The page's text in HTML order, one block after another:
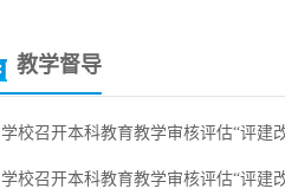
教学督导
学校召开本科教育教学审核评估“评建
学校召开本科教育教学审核评估“评建